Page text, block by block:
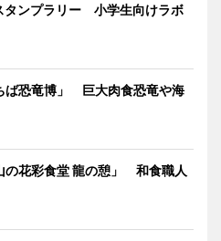
タンプラリー 小学生向けラボ
ば恐竜博」 巨大肉食恐竜や海
の花彩食堂 龍の憩」 和食職人